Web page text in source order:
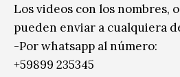
Los videos con los nombres,
pueden enviar a cualquiera
-Por whatsapp al número:
+59899 235345